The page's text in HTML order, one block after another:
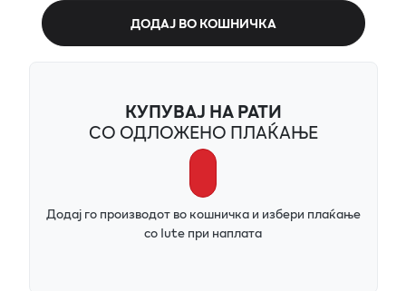
ДОДАЈ ВО КОШНИЧКА
КУПУВАЈ НА РАТИ
СО ОДЛОЖЕНО ПЛАЌАЊЕ
Додај го производот во кошничка и избери плаќање
со Iute при наплата